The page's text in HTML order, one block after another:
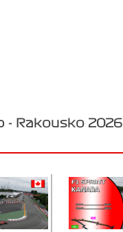
- Rakousko 2026